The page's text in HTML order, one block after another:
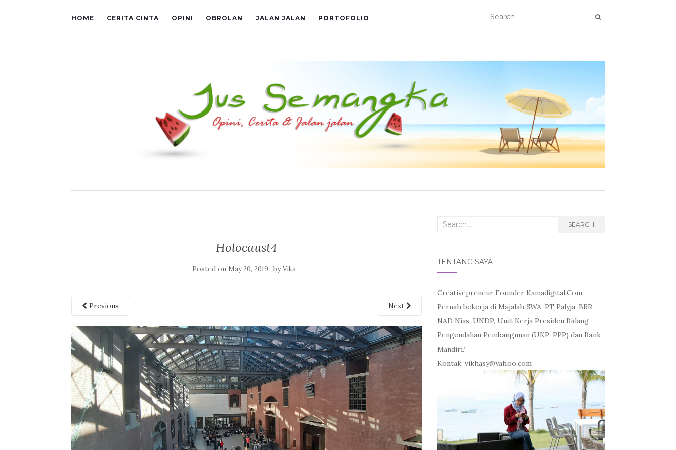
HOME CERITA CINTA OPINI OBROLAN JALAN JALAN PORTOFOLIO
Holocaust4
Posted on May 20, 2019 byVika
Previous Next
Search
SEARCH
TENTANG SAYA
Creativepreneur Founder Kamadigital.Com.
Pernah bekerja di Majalah SWA, PT Palyja, BRR
NAD Nias, UNDP, Unit Kerja Presiden Bidang
Pengendalian Pembangunan (UKP-PPP) dan Bank
Mandiri.’
Kontak: vikhasy@yahoo.com